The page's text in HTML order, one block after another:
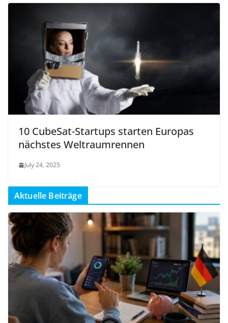
10 CubeSat-Startups starten Europas
nächstes Weltraumrennen
July 24, 2025
Aktuelle Beiträge